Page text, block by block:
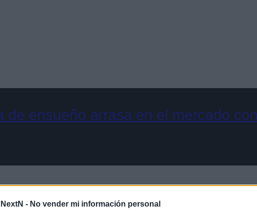
NextN - No vender mi información personal
de ensueño arrasa en el mercado